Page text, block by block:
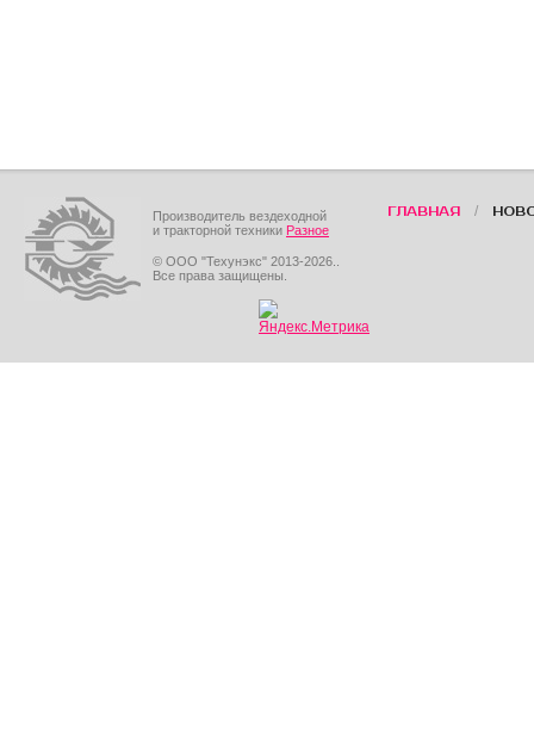
Производитель вездеходной
и тракторной техники Разное
© ООО "Техунэкс" 2013-2026..
Все права защищены.
ГЛАВНАЯ /